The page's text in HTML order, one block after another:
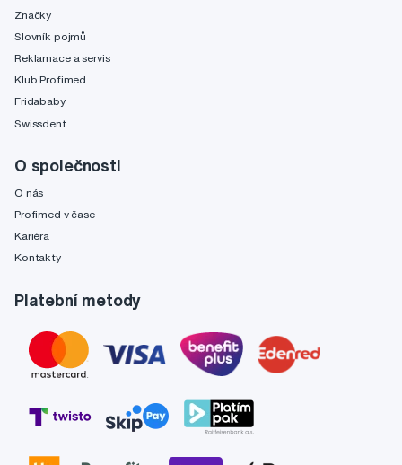
Značky
Slovník pojmů
Reklamace a servis
Klub Profimed
Fridababy
Swissdent
O společnosti
O nás
Profimed v čase
Kariéra
Kontakty
Platební metody